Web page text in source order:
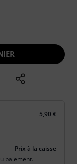
5,90 €
Prix à la caisse
paiement.